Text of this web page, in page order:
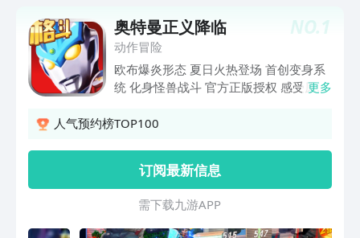
体验。
NO.1
奥特曼正义降临
动作冒险
欧布爆炎形态 夏日火热登场 首创变身系
统 化身怪兽战斗 官方正版授权 感受原汁
布爆炎形态火热来袭！ 超人气奥特曼-欧
有爆炎专属武器助你一臂之力。快来集结
你的奥特战队，迎战嚣张的巨大BOSS和
邪恶的怪兽军团，一起保卫我们的美好地
球！
更多
人气预约榜TOP100
订阅最新信息
需 下 载 九 游 A P P